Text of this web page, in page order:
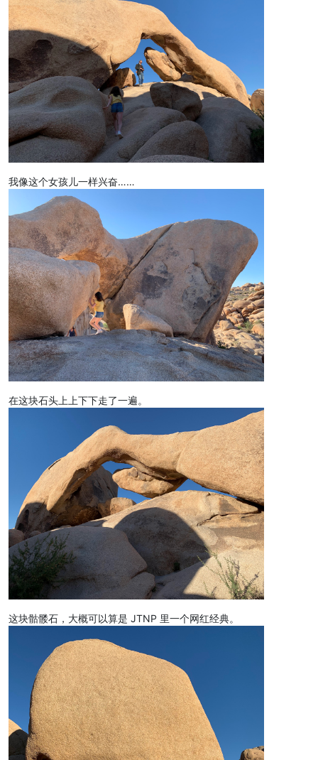
我像这个女孩儿一样兴奋……
在这块石头上上下下走了一遍。
这块骷髅石，大概可以算是 JTNP 里一个网红经典。